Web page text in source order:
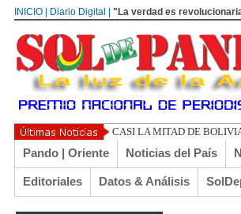
INICIO | Diario Digital | "La verdad es
Pando | Oriente Noticias del País
Editoriales Datos & Análisis